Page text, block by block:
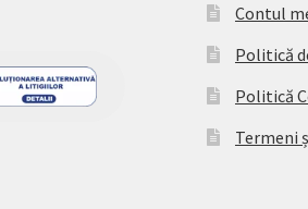
Contul
Politică
Politică
Termeni